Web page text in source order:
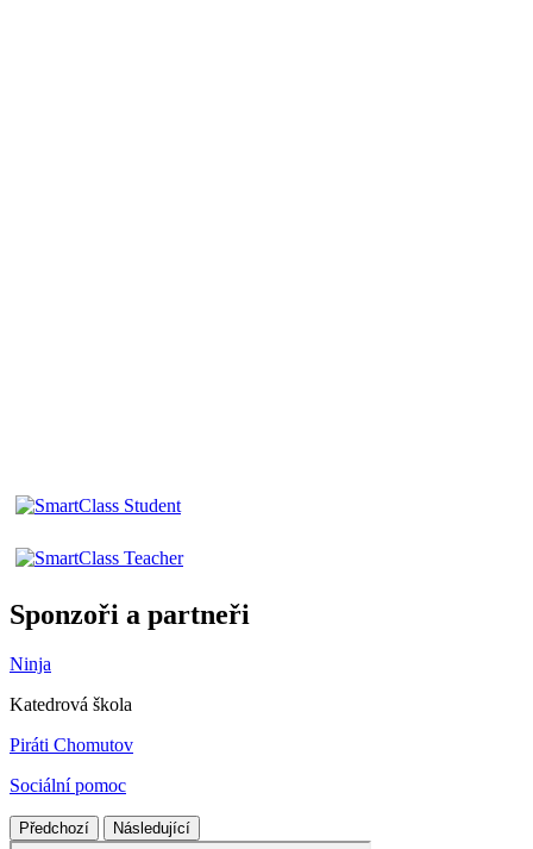
Sponzoři a partneři
Ninja
Katedrová škola
Piráti Chomutov
Sociální pomoc
Předchozí Následující